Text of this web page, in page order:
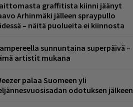
graffitista kiinni jäänyt
Arhinmäki jälleen spraypullo
– näitä puolueita ei kiinnosta
sunnuntaina superpäivä –
artistit mukana
palaa Suomeen yli
odotuksen jälkeen